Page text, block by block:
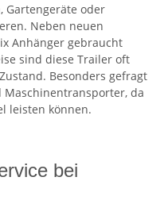
Gartengeräte oder
Neben neuen
Anhänger gebraucht
sind diese Trailer oft
Besonders gefragt
da
leisten können.
bei